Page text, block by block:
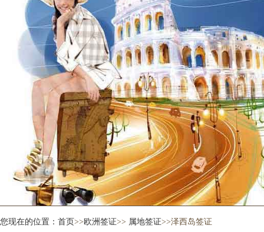
您现在的位置： 首页>>欧洲签证>> 属地签证>>泽西岛签证